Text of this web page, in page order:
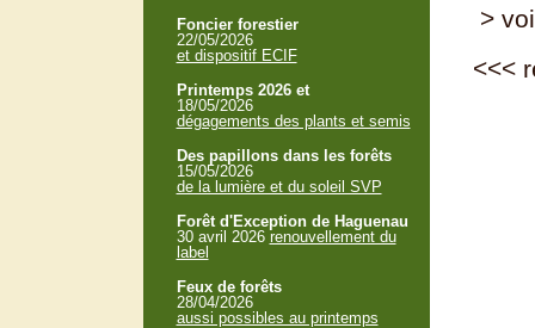
>
<<<
Foncier forestier
22/05/2026
et dispositif ECIF
Printemps 2026 et
18/05/2026
dégagements des plants et semis
Des papillons dans les forêts
15/05/2026
de la lumière et du soleil SVP
Forêt d'Exception de Haguenau
30 avril 2026 renouvellement du
label
Feux de forêts
28/04/2026
aussi possibles au printemps